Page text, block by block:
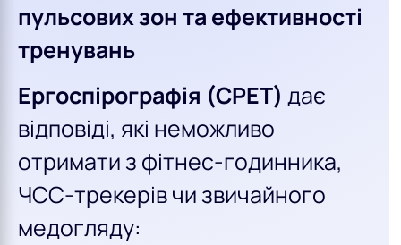
пульсових зон та ефективності
тренувань
Ергоспірографія (CPET) дає
відповіді, які неможливо
отримати з фітнес-годинника,
ЧСС-трекерів чи звичайного
медогляду: